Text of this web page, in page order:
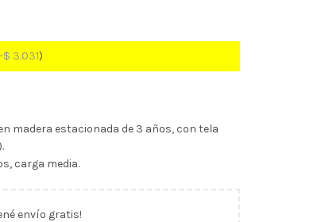
-$ 3.031)
madera estacionada de 3 años, con tela
carga media.
envío gratis!